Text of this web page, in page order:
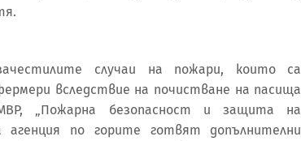
случаи на пожари, които са
вследствие на почистване на пасища
„Пожарна безопасност и защита на
агенция по горите готвят допълнителни